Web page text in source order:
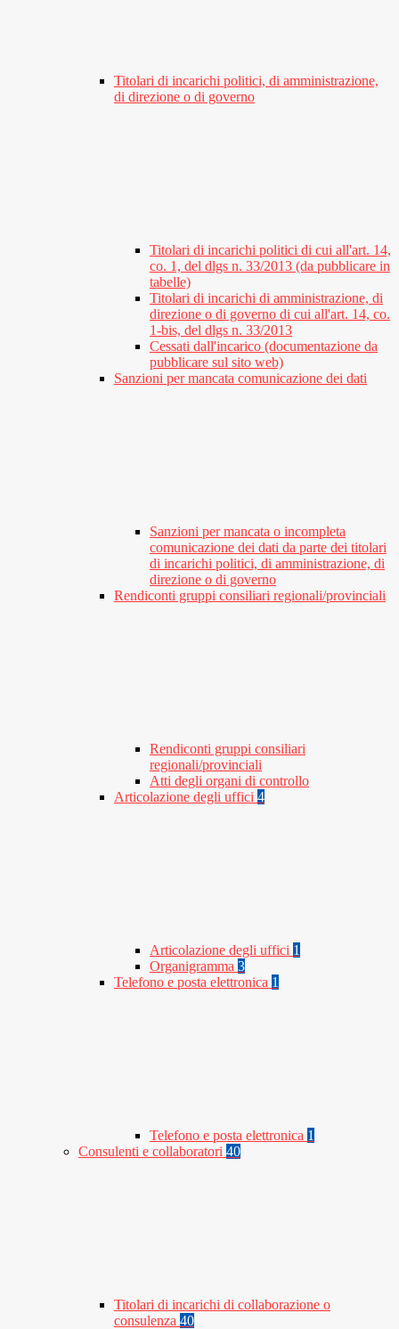
Titolari di incarichi politici, di amministrazione,
di direzione o di governo
Titolari di incarichi politici di cui all'art. 14,
co. 1, del dlgs n. 33/2013 (da pubblicare in
tabelle)
Titolari di incarichi di amministrazione, di
direzione o di governo di cui all'art. 14, co.
1-bis, del dlgs n. 33/2013
Cessati dall'incarico (documentazione da
pubblicare sul sito web)
Sanzioni per mancata comunicazione dei dati
Sanzioni per mancata o incompleta
comunicazione dei dati da parte dei titolari
di incarichi politici, di amministrazione, di
direzione o di governo
Rendiconti gruppi consiliari regionali/provinciali
Rendiconti gruppi consiliari
regionali/provinciali
Atti degli organi di controllo
Articolazione degli uffici 4
Articolazione degli uffici 1
Organigramma 3
Telefono e posta elettronica 1
Telefono e posta elettronica 1
Consulenti e collaboratori 40
Titolari di incarichi di collaborazione o
consulenza 40